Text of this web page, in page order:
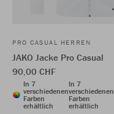
PRO CASUAL HERREN
JAKO Jacke Pro Casual
90,00 CHF
In 7
verschiedenen
Farben
erhältlich
In 7
verschiedenen
Farben
erhältlich